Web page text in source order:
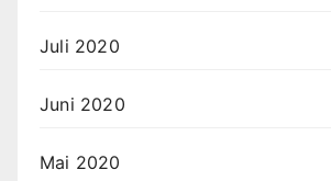
Juli 2020
Juni 2020
Mai 2020